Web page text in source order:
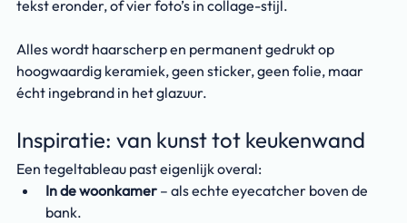
tekst eronder, of vier foto’s in collage-stijl.
Alles wordt haarscherp en permanent gedrukt op
hoogwaardig keramiek, geen sticker, geen folie, maar
écht ingebrand in het glazuur.
Inspiratie: van kunst tot keukenwand
Een tegeltableau past eigenlijk overal:
In de woonkamer – als echte eyecatcher boven de
bank.